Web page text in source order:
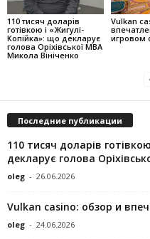
110 тисяч доларів
готівкою і «Жигулі-
Копійка»: що декларує
голова Оріхівської МВА
Микола Вініченко
Vulkan
игровом
Последние публикации
110 тисяч доларів
декларує голова
oleg - 26.06.2026
Vulkan casino: обзор и
oleg - 24.06.2026